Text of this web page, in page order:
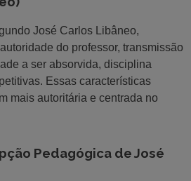
José Carlos Libâneo,
do professor, transmissão
a ser absorvida, disciplina
Essas características
mais autoritária e centrada no
Pedagógica de José